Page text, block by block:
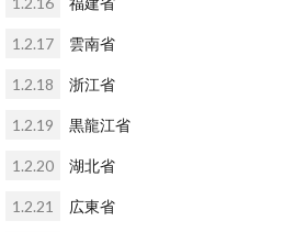
1.2.17 雲南省
1.2.18 浙江省
1.2.19 黒龍江省
1.2.20 湖北省
1.2.21 広東省